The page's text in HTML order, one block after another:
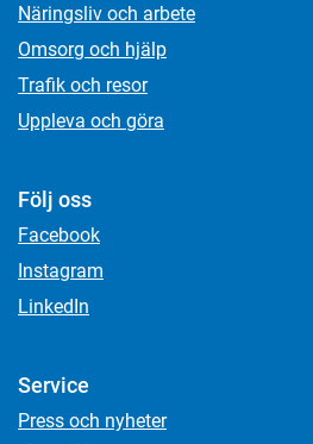
Näringsliv och arbete
Omsorg och hjälp
Trafik och resor
Uppleva och göra
Följ oss
Facebook
Instagram
LinkedIn
Service
Press och nyheter